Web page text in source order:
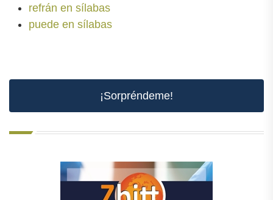
refrán en sílabas
puede en sílabas
¡Sorpréndeme!